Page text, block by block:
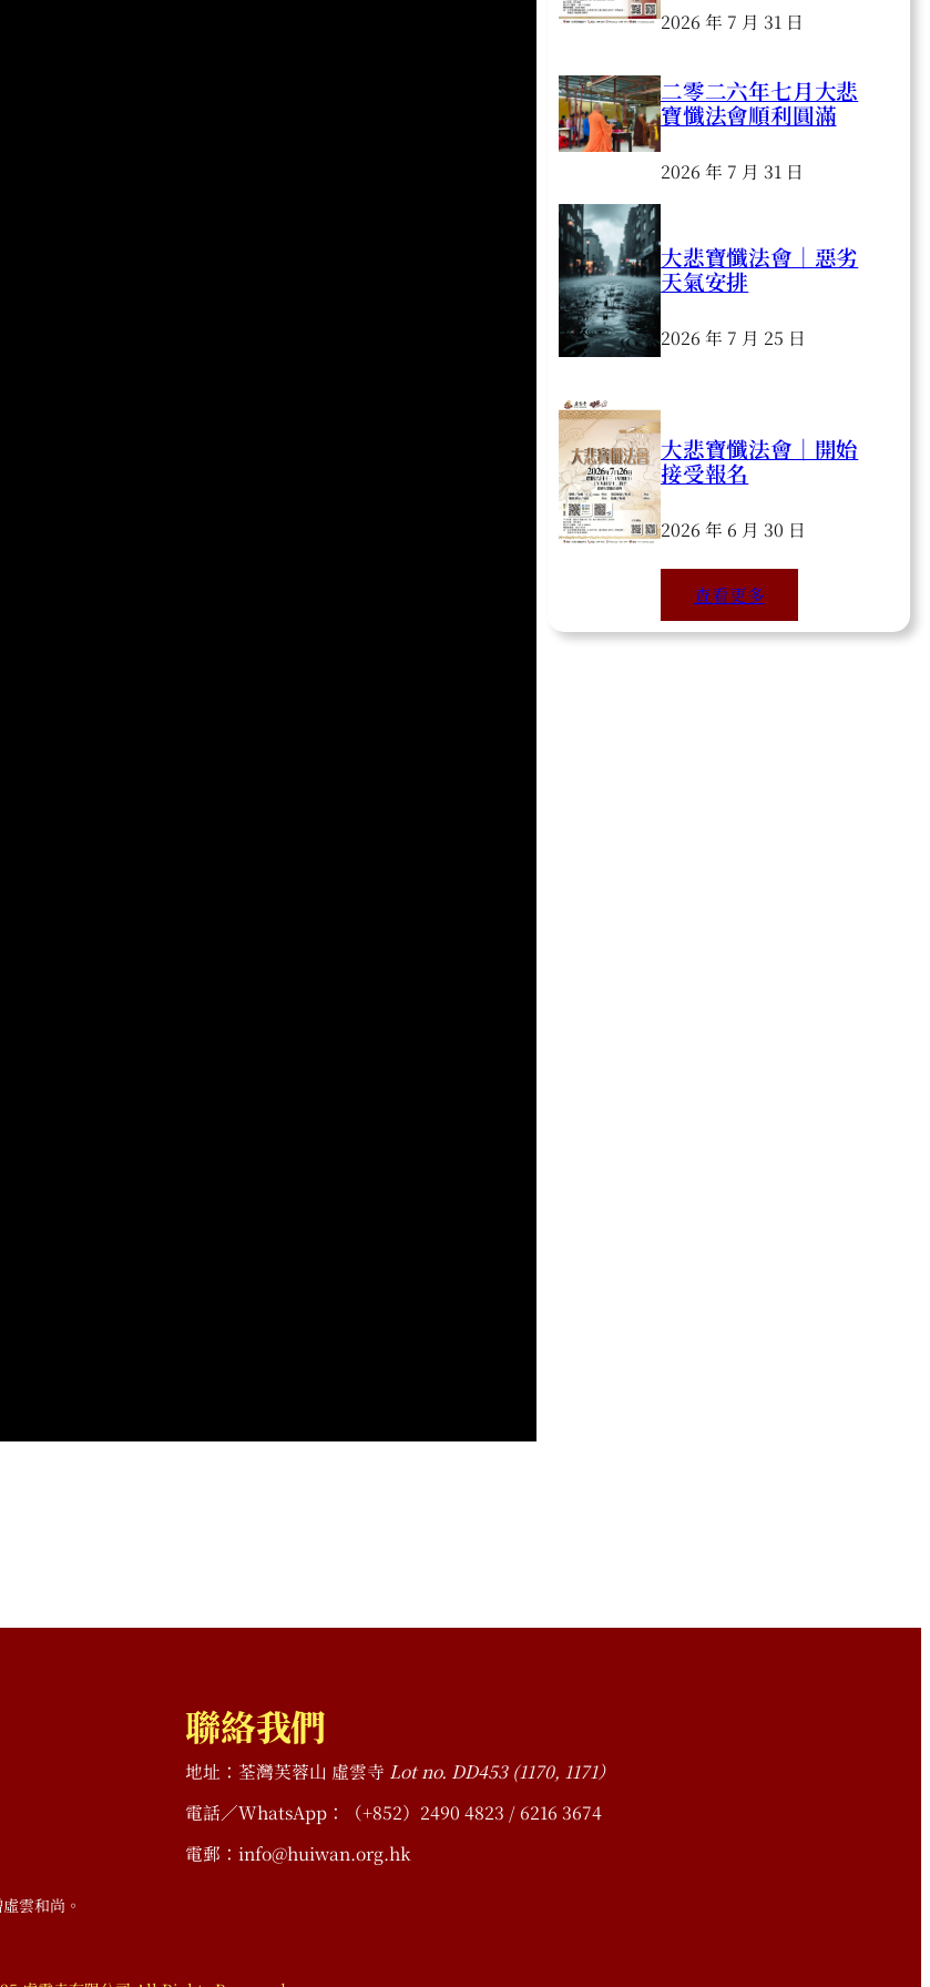
2026 年 7 月 31 日
二零二六年七月大悲
寶懺法會順利圓滿
2026 年 7 月 31 日
大悲寶懺法會｜惡劣
天氣安排
2026 年 7 月 25 日
大悲寶懺法會｜開始
接受報名
2026 年 6 月 30 日
查看更多
雲和尚。
聯絡我們
地址：荃灣芙蓉山 虛雲寺 Lot no. DD453 (1170, 1171）
電話／WhatsApp：（+852）2490 4823 / 6216 3674
電郵：info@huiwan.org.hk